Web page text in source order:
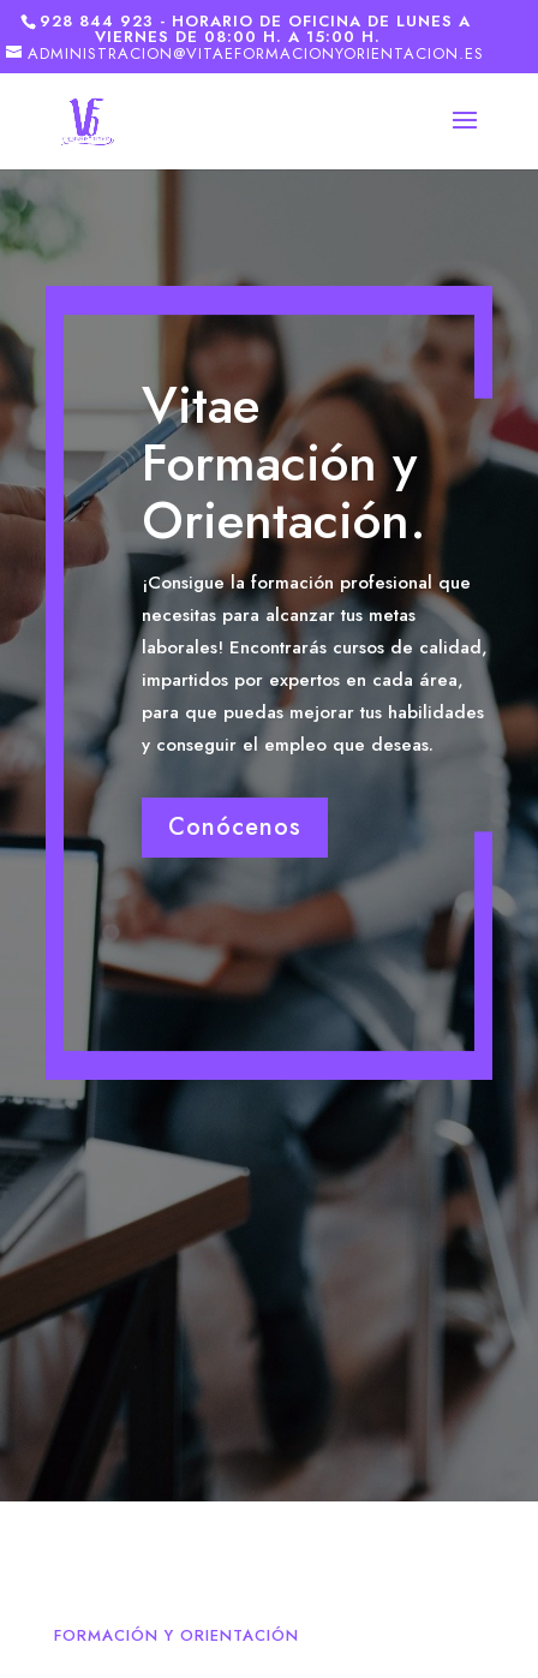
928 844 923 - HORARIO DE OFICINA DE LUNES A
VIERNES DE 08:00 H. A 15:00 H.
ADMINISTRACION@VITAEFORMACIONYORIENTACION.ES
Vitae
Formación y
Orientación.
¡Consigue la formación profesional que
necesitas para alcanzar tus metas
laborales! Encontrarás cursos de calidad,
impartidos por expertos en cada área,
para que puedas mejorar tus habilidades
y conseguir el empleo que deseas.
Conócenos
FORMACIÓN Y ORIENTACIÓN